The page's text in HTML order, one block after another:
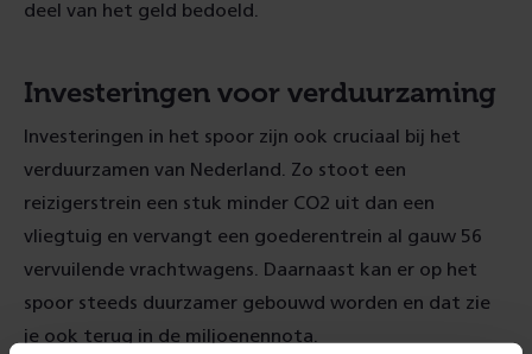
deel van het geld bedoeld.
Investeringen voor verduurzaming
Investeringen in het spoor zijn ook cruciaal bij het
verduurzamen van Nederland. Zo stoot een
reizigerstrein een stuk minder CO2 uit dan een
vliegtuig en vervangt een goederentrein al gauw 56
vervuilende vrachtwagens. Daarnaast kan er op het
spoor steeds duurzamer gebouwd worden en dat zie
je ook terug in de miljoenennota.